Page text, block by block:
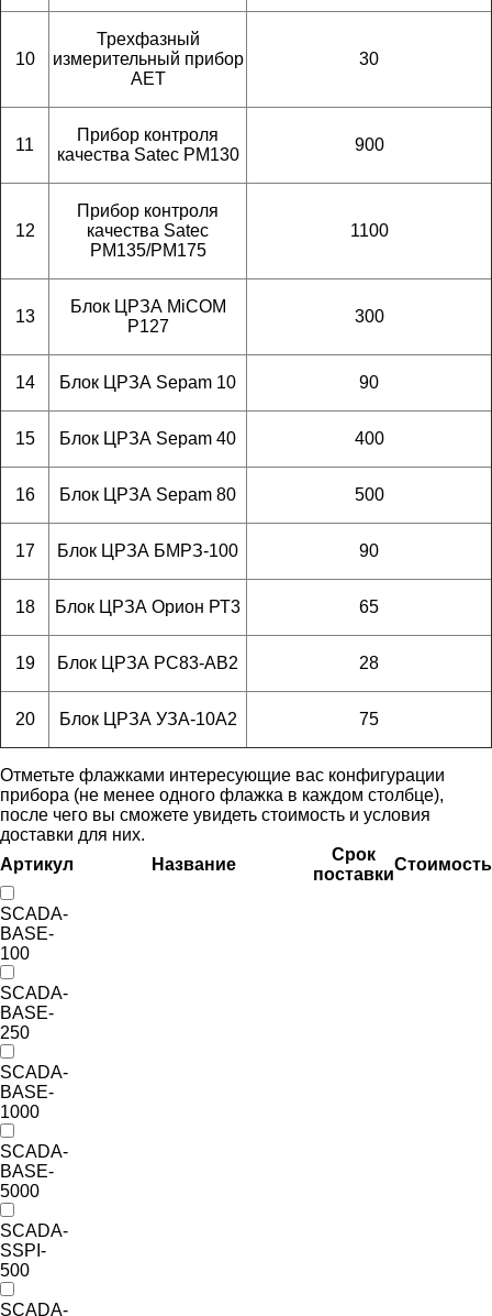
10
Трехфазный
измерительный прибор
AET
30
11
Прибор контроля
качества Satec PM130
900
12
Прибор контроля
качества Satec
PM135/PM175
1100
13
Блок ЦРЗА MiCOM
P127
300
14 Блок ЦРЗА Sepam 10 90
15 Блок ЦРЗА Sepam 40 400
16 Блок ЦРЗА Sepam 80 500
17 Блок ЦРЗА БМРЗ-100 90
18 Блок ЦРЗА Орион РТ3 65
19 Блок ЦРЗА РС83-АВ2 28
20 Блок ЦРЗА УЗА-10A2 75
Отметьте флажками интересующие вас конфигурации
прибора (не менее одного флажка в каждом столбце),
после чего вы сможете увидеть стоимость и условия
доставки для них.
Артикул
Название
Срок
поставки
Стоимость
SCADA-
BASE-
100
SCADA-
BASE-
250
SCADA-
BASE-
1000
SCADA-
BASE-
5000
SCADA-
SSPI-
500
SCADA-